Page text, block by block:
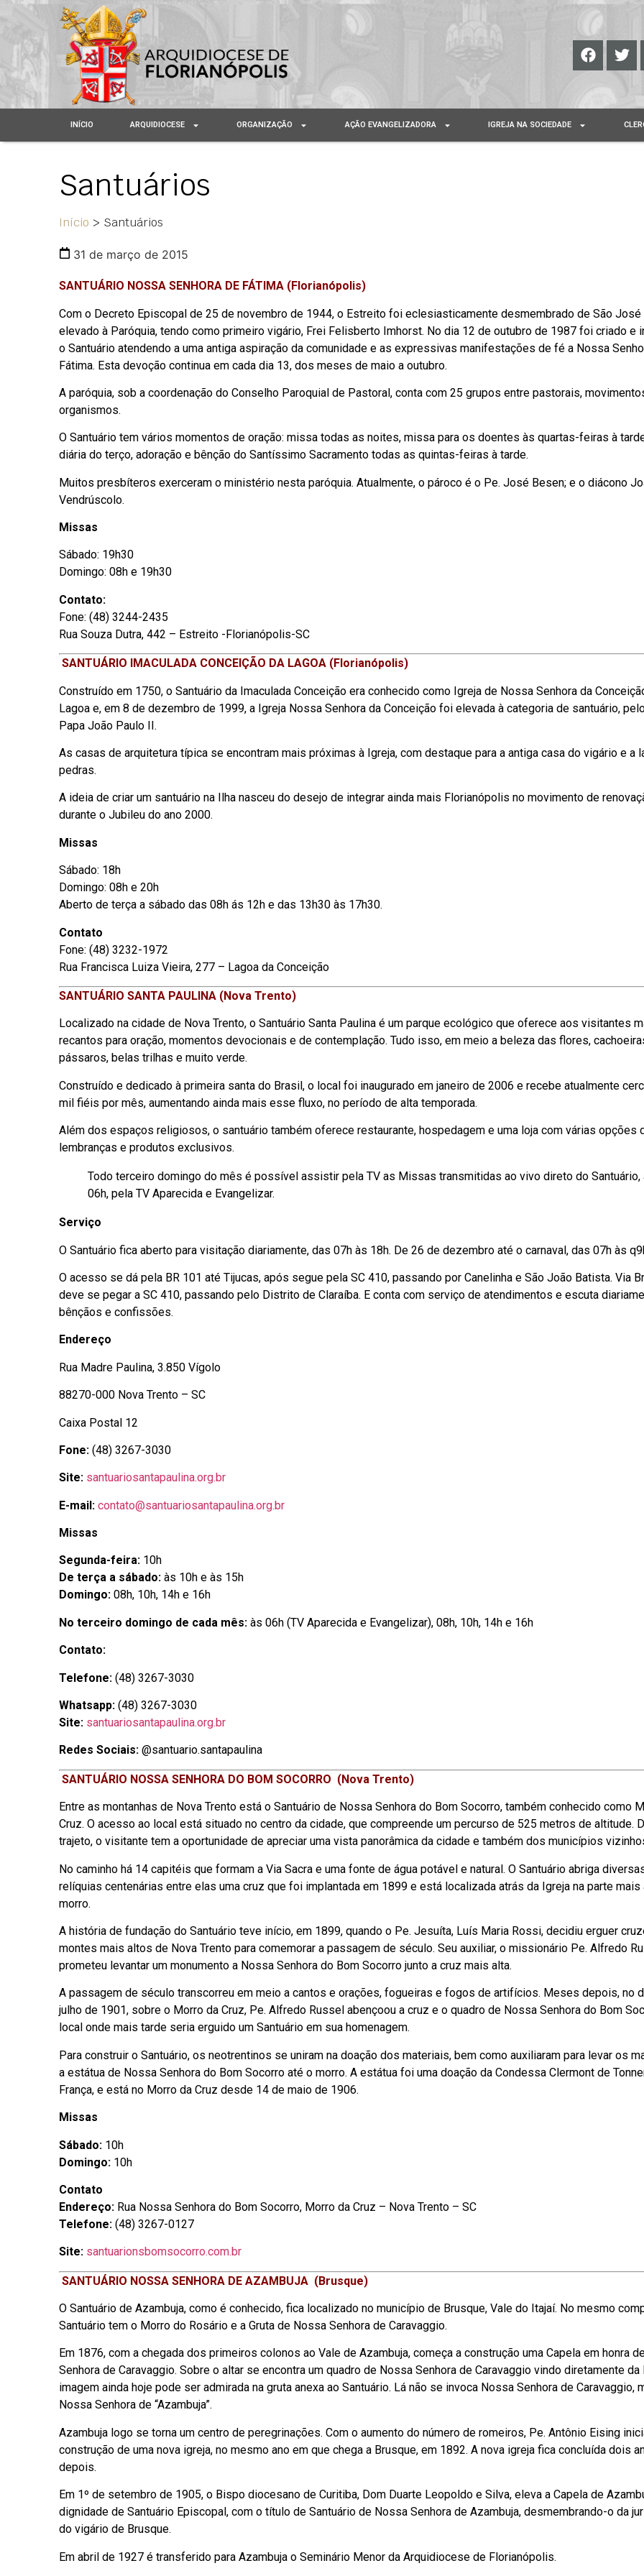
INÍCIO ARQUIDIOCESE ORGANIZAÇÃO AÇÃO EVANGELIZADORA IGREJA NA SOCIEDADE
Santuários
Início > Santuários
31 de março de 2015
SANTUÁRIO NOSSA SENHORA DE FÁTIMA (Florianópolis)
Com o Decreto Episcopal de 25 de novembro de 1944, o Estreito foi eclesiasticamente desmembrado de São José
elevado à Paróquia, tendo como primeiro vigário, Frei Felisberto Imhorst. No dia 12 de outubro de 1987 foi criado e
o Santuário atendendo a uma antiga aspiração da comunidade e as expressivas manifestações de fé a Nossa
Fátima. Esta devoção continua em cada dia 13, dos meses de maio a outubro.
A paróquia, sob a coordenação do Conselho Paroquial de Pastoral, conta com 25 grupos entre pastorais,
organismos.
O Santuário tem vários momentos de oração: missa todas as noites, missa para os doentes às quartas-feiras à
diária do terço, adoração e bênção do Santíssimo Sacramento todas as quintas-feiras à tarde.
Muitos presbíteros exerceram o ministério nesta paróquia. Atualmente, o pároco é o Pe. José Besen; e o diácono
Vendrúscolo.
Missas
Sábado: 19h30
Domingo: 08h e 19h30
Contato:
Fone: (48) 3244-2435
Rua Souza Dutra, 442 – Estreito -Florianópolis-SC
SANTUÁRIO IMACULADA CONCEIÇÃO DA LAGOA (Florianópolis)
Construído em 1750, o Santuário da Imaculada Conceição era conhecido como Igreja de Nossa Senhora da
Lagoa e, em 8 de dezembro de 1999, a Igreja Nossa Senhora da Conceição foi elevada à categoria de santuário,
Papa João Paulo II.
As casas de arquitetura típica se encontram mais próximas à Igreja, com destaque para a antiga casa do vigário e a
pedras.
A ideia de criar um santuário na Ilha nasceu do desejo de integrar ainda mais Florianópolis no movimento de
durante o Jubileu do ano 2000.
Missas
Sábado: 18h
Domingo: 08h e 20h
Aberto de terça a sábado das 08h ás 12h e das 13h30 às 17h30.
Contato
Fone: (48) 3232-1972
Rua Francisca Luiza Vieira, 277 – Lagoa da Conceição
SANTUÁRIO SANTA PAULINA (Nova Trento)
Localizado na cidade de Nova Trento, o Santuário Santa Paulina é um parque ecológico que oferece aos visitantes
recantos para oração, momentos devocionais e de contemplação. Tudo isso, em meio a beleza das flores,
pássaros, belas trilhas e muito verde.
Construído e dedicado à primeira santa do Brasil, o local foi inaugurado em janeiro de 2006 e recebe atualmente
mil fiéis por mês, aumentando ainda mais esse fluxo, no período de alta temporada.
Além dos espaços religiosos, o santuário também oferece restaurante, hospedagem e uma loja com várias opções
lembranças e produtos exclusivos.
Todo terceiro domingo do mês é possível assistir pela TV as Missas transmitidas ao vivo direto do Santuário,
06h, pela TV Aparecida e Evangelizar.
Serviço
O Santuário fica aberto para visitação diariamente, das 07h às 18h. De 26 de dezembro até o carnaval, das 07h às
O acesso se dá pela BR 101 até Tijucas, após segue pela SC 410, passando por Canelinha e São João Batista. Via
deve se pegar a SC 410, passando pelo Distrito de Claraíba. E conta com serviço de atendimentos e escuta
bênçãos e confissões.
Endereço
Rua Madre Paulina, 3.850 Vígolo
88270-000 Nova Trento – SC
Caixa Postal 12
Fone: (48) 3267-3030
Site: santuariosantapaulina.org.br
E-mail: contato@santuariosantapaulina.org.br
Missas
Segunda-feira: 10h
De terça a sábado: às 10h e às 15h
Domingo: 08h, 10h, 14h e 16h
No terceiro domingo de cada mês: às 06h (TV Aparecida e Evangelizar), 08h, 10h, 14h e 16h
Contato:
Telefone: (48) 3267-3030
Whatsapp: (48) 3267-3030
Site: santuariosantapaulina.org.br
Redes Sociais: @santuario.santapaulina
SANTUÁRIO NOSSA SENHORA DO BOM SOCORRO (Nova Trento)
Entre as montanhas de Nova Trento está o Santuário de Nossa Senhora do Bom Socorro, também conhecido como
Cruz. O acesso ao local está situado no centro da cidade, que compreende um percurso de 525 metros de altitude.
trajeto, o visitante tem a oportunidade de apreciar uma vista panorâmica da cidade e também dos municípios
No caminho há 14 capitéis que formam a Via Sacra e uma fonte de água potável e natural. O Santuário abriga
relíquias centenárias entre elas uma cruz que foi implantada em 1899 e está localizada atrás da Igreja na parte mais
morro.
A história de fundação do Santuário teve início, em 1899, quando o Pe. Jesuíta, Luís Maria Rossi, decidiu erguer
montes mais altos de Nova Trento para comemorar a passagem de século. Seu auxiliar, o missionário Pe. Alfredo
prometeu levantar um monumento a Nossa Senhora do Bom Socorro junto a cruz mais alta.
A passagem de século transcorreu em meio a cantos e orações, fogueiras e fogos de artifícios. Meses depois, no
julho de 1901, sobre o Morro da Cruz, Pe. Alfredo Russel abençoou a cruz e o quadro de Nossa Senhora do Bom
local onde mais tarde seria erguido um Santuário em sua homenagem.
Para construir o Santuário, os neotrentinos se uniram na doação dos materiais, bem como auxiliaram para levar os
a estátua de Nossa Senhora do Bom Socorro até o morro. A estátua foi uma doação da Condessa Clermont de
França, e está no Morro da Cruz desde 14 de maio de 1906.
Missas
Sábado: 10h
Domingo: 10h
Contato
Endereço: Rua Nossa Senhora do Bom Socorro, Morro da Cruz – Nova Trento – SC
Telefone: (48) 3267-0127
Site: santuarionsbomsocorro.com.br
SANTUÁRIO NOSSA SENHORA DE AZAMBUJA (Brusque)
O Santuário de Azambuja, como é conhecido, fica localizado no município de Brusque, Vale do Itajaí. No mesmo
Santuário tem o Morro do Rosário e a Gruta de Nossa Senhora de Caravaggio.
Em 1876, com a chegada dos primeiros colonos ao Vale de Azambuja, começa a construção uma Capela em honra
Senhora de Caravaggio. Sobre o altar se encontra um quadro de Nossa Senhora de Caravaggio vindo diretamente da
imagem ainda hoje pode ser admirada na gruta anexa ao Santuário. Lá não se invoca Nossa Senhora de Caravaggio,
Nossa Senhora de “Azambuja”.
Azambuja logo se torna um centro de peregrinações. Com o aumento do número de romeiros, Pe. Antônio Eising
construção de uma nova igreja, no mesmo ano em que chega a Brusque, em 1892. A nova igreja fica concluída dois
depois.
Em 1º de setembro de 1905, o Bispo diocesano de Curitiba, Dom Duarte Leopoldo e Silva, eleva a Capela de
dignidade de Santuário Episcopal, com o título de Santuário de Nossa Senhora de Azambuja, desmembrando-o da
do vigário de Brusque.
Em abril de 1927 é transferido para Azambuja o Seminário Menor da Arquidiocese de Florianópolis.